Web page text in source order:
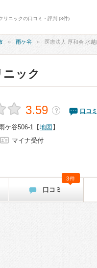
リニックの口コミ・評判 (3件)
雨ケ谷 医療法人 厚和会 水
ック
3.59 ？ 口コミ
ケ谷506-1 【地図 】
マイナ受付
口コミ
3件